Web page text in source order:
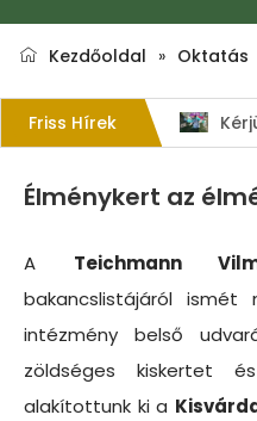
Kezdőoldal » Oktatás
Friss Hírek
Élménykert az
A Teichmann
bakancslistájáról
intézmény belső
zöldséges kiskertet
alakítottunk ki a